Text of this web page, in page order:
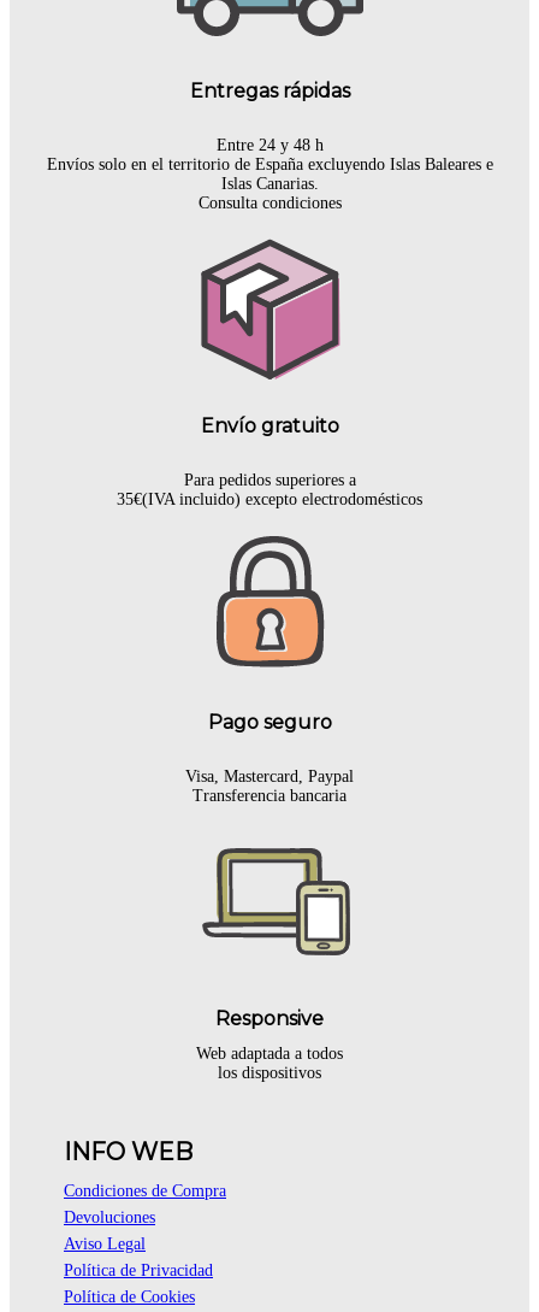
Entregas rápidas
Entre 24 y 48 h
Envíos solo en el territorio de España excluyendo Islas Baleares e
Islas Canarias.
Consulta condiciones
Envío gratuito
Para pedidos superiores a
35€(IVA incluido) excepto electrodomésticos
Pago seguro
Visa, Mastercard, Paypal
Transferencia bancaria
Responsive
Web adaptada a todos
los dispositivos
INFO WEB
Condiciones de Compra
Devoluciones
Aviso Legal
Política de Privacidad
Política de Cookies